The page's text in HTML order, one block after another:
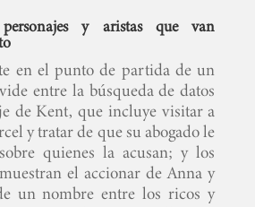
y aristas que van
en el punto de partida de un
entre la búsqueda de datos
de Kent, que incluye visitar a
y tratar de que su abogado le
quienes la acusan; y los
el accionar de Anna y
un nombre entre los ricos y